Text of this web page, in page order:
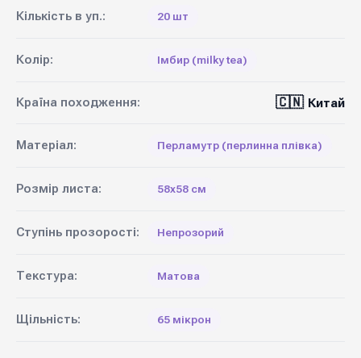
Кількість в уп.: 20 шт
Колір: Імбир (milky tea)
Країна походження: 🇨🇳 Китай
Матеріал: Перламутр (перлинна плівка)
Розмір листа: 58х58 см
Ступінь прозорості: Непрозорий
Текстура: Матова
Щільність: 65 мікрон